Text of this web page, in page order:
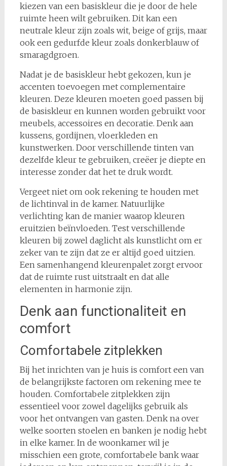
kiezen van een basiskleur die je door de hele
ruimte heen wilt gebruiken. Dit kan een
neutrale kleur zijn zoals wit, beige of grijs, maar
ook een gedurfde kleur zoals donkerblauw of
smaragdgroen.
Nadat je de basiskleur hebt gekozen, kun je
accenten toevoegen met complementaire
kleuren. Deze kleuren moeten goed passen bij
de basiskleur en kunnen worden gebruikt voor
meubels, accessoires en decoratie. Denk aan
kussens, gordijnen, vloerkleden en
kunstwerken. Door verschillende tinten van
dezelfde kleur te gebruiken, creëer je diepte en
interesse zonder dat het te druk wordt.
Vergeet niet om ook rekening te houden met
de lichtinval in de kamer. Natuurlijke
verlichting kan de manier waarop kleuren
eruitzien beïnvloeden. Test verschillende
kleuren bij zowel daglicht als kunstlicht om er
zeker van te zijn dat ze er altijd goed uitzien.
Een samenhangend kleurenpalet zorgt ervoor
dat de ruimte rust uitstraalt en dat alle
elementen in harmonie zijn.
Denk aan functionaliteit en
comfort
Comfortabele zitplekken
Bij het inrichten van je huis is comfort een van
de belangrijkste factoren om rekening mee te
houden. Comfortabele zitplekken zijn
essentieel voor zowel dagelijks gebruik als
voor het ontvangen van gasten. Denk na over
welke soorten stoelen en banken je nodig hebt
in elke kamer. In de woonkamer wil je
misschien een grote, comfortabele bank waar